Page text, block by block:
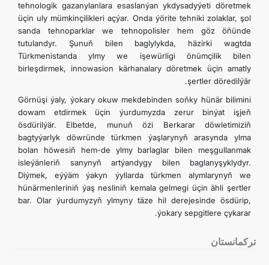
تركمانستان
tehnologik gazanylanlara esaslanýan ykdysadyýeti döretmek
üçin uly mümkinçilikleri açýar. Onda ýörite tehniki zolaklar, şol
sanda tehnoparklar we tehnopolisler hem göz öňünde
tutulandyr. Şunuň bilen baglylykda, häzirki wagtda
Türkmenistanda ylmy we işewürligi önümçilik bilen
birleşdirmek, innowasion kärhanalary döretmek üçin amatly
şertler döredilýär.
Görnüşi ýaly, ýokary okuw mekdebinden soňky hünär bilimini
dowam etdirmek üçin ýurdumyzda zerur binýat işjeň
ösdürilýär. Elbetde, munuň özi Berkarar döwletimiziň
bagtyýarlyk döwründe türkmen ýaşlarynyň arasynda ylma
bolan höwesiň hem-de ylmy barlaglar bilen meşgullanmak
isleýänleriň sanynyň artýandygy bilen baglanyşyklydyr.
Diýmek, eýýäm ýakyn ýyllarda türkmen alymlarynyň we
hünärmenleriniň ýaş nesliniň kemala gelmegi üçin ähli şertler
bar. Olar ýurdumyzyň ylmyny täze hil derejesinde ösdürip,
ýokary sepgitlere çykarar.